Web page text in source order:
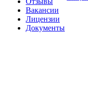
Вакансии
Лицензии
Документы